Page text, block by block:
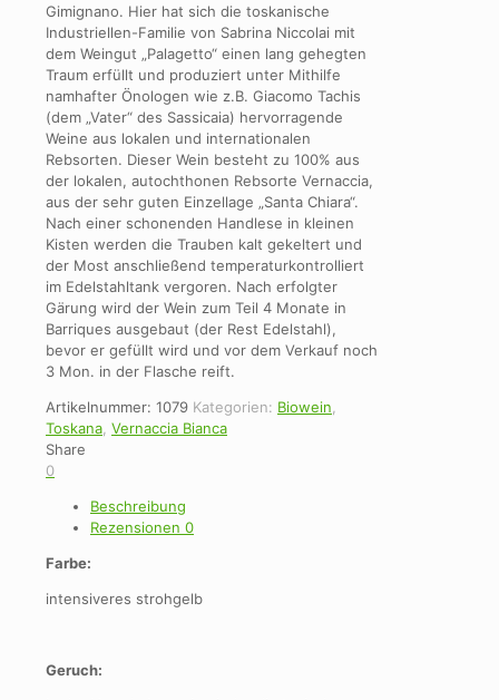
Gimignano. Hier hat sich die toskanische
Industriellen-Familie von Sabrina Niccolai mit
dem Weingut „Palagetto“ einen lang gehegten
Traum erfüllt und produziert unter Mithilfe
namhafter Önologen wie z.B. Giacomo Tachis
(dem „Vater“ des Sassicaia) hervorragende
Weine aus lokalen und internationalen
Rebsorten. Dieser Wein besteht zu 100% aus
der lokalen, autochthonen Rebsorte Vernaccia,
aus der sehr guten Einzellage „Santa Chiara“.
Nach einer schonenden Handlese in kleinen
Kisten werden die Trauben kalt gekeltert und
der Most anschließend temperaturkontrolliert
im Edelstahltank vergoren. Nach erfolgter
Gärung wird der Wein zum Teil 4 Monate in
Barriques ausgebaut (der Rest Edelstahl),
bevor er gefüllt wird und vor dem Verkauf noch
3 Mon. in der Flasche reift.
Artikelnummer: 1079 Kategorien: Biowein
Toskana Vernaccia Bianca
Share
0
Beschreibung
Rezensionen 0
Farbe:
intensiveres strohgelb
Geruch: